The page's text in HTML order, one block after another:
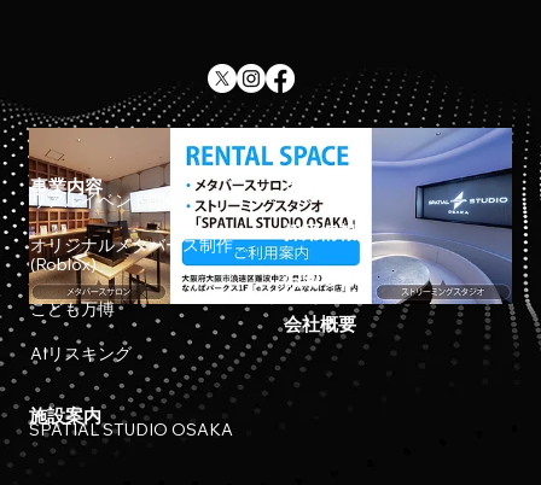
事業内容
リアルイベント開催
オリジナルメタバース制作
(Roblox)
こども万博
AIリスキング
施設案内
SPATIAL STUDIO OSAKA
ホーム
採用情報
お知らせ
会社概要